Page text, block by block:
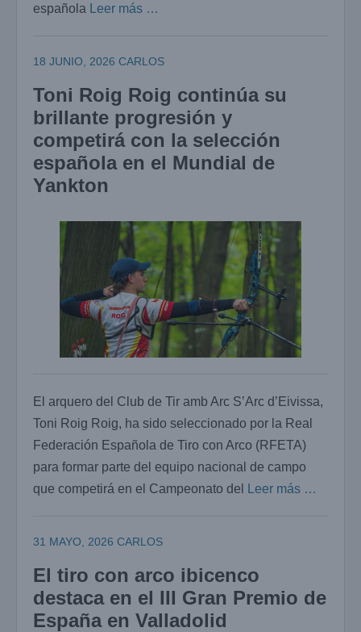
española
Leer más …
18 JUNIO, 2026 CARLOS
Toni Roig Roig continúa su
brillante progresión y
competirá con la selección
española en el Mundial de
Yankton
El arquero del Club de Tir amb Arc S’Arc d’Eivissa,
Toni Roig Roig, ha sido seleccionado por la Real
Federación Española de Tiro con Arco (RFETA)
para formar parte del equipo nacional de campo
que competirá en el Campeonato del
Leer más …
31 MAYO, 2026 CARLOS
El tiro con arco ibicenco
destaca en el III Gran Premio de
España en Valladolid